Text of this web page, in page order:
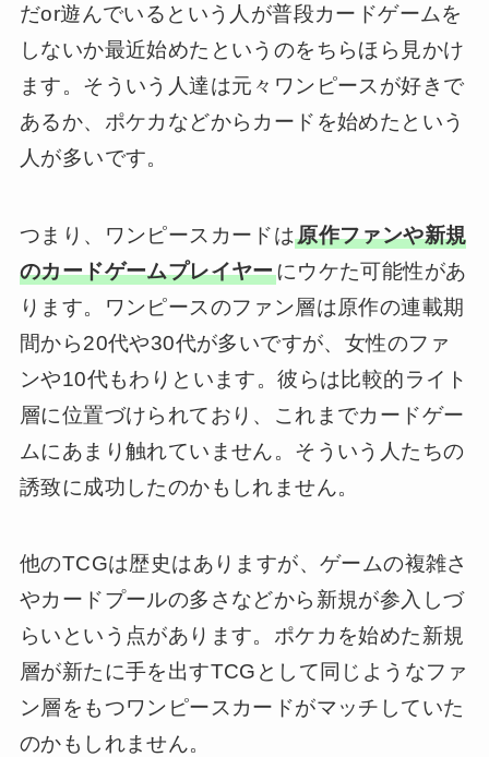
だor遊んでいるという人が普段カードゲームを
しないか最近始めたというのをちらほら見かけ
ます。そういう人達は元々ワンピースが好きで
あるか、ポケカなどからカードを始めたという
人が多いです。
つまり、ワンピースカードは原作ファンや新規
のカードゲームプレイヤーにウケた可能性があ
ります。ワンピースのファン層は原作の連載期
間から20代や30代が多いですが、女性のファ
ンや10代もわりといます。彼らは比較的ライト
層に位置づけられており、これまでカードゲー
ムにあまり触れていません。そういう人たちの
誘致に成功したのかもしれません。
他のTCGは歴史はありますが、ゲームの複雑さ
やカードプールの多さなどから新規が参入しづ
らいという点があります。ポケカを始めた新規
層が新たに手を出すTCGとして同じようなファ
ン層をもつワンピースカードがマッチしていた
のかもしれません。